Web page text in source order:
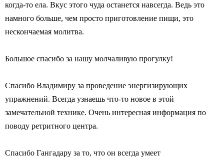
когда-то ела. Вкус этого чуда останется навсегда. Ведь это
намного больше, чем просто приготовление пищи, это
нескончаемая молитва.
Большое спасибо за нашу молчаливую прогулку!
Спасибо Владимиру за проведение энергизирующих
упражнений. Всегда узнаешь что-то новое в этой
замечательной технике. Очень интересная информация по
поводу ретритного центра.
Спасибо Гангадару за то, что он всегда умеет